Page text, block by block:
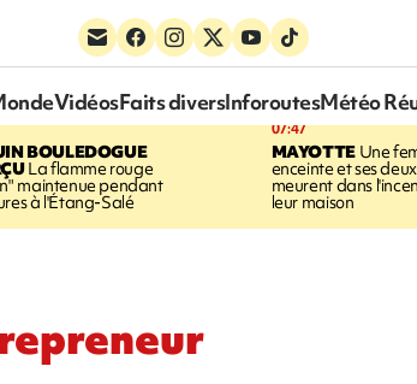
VidéosFaits diversInforoutesMétéo
BOULEDOGUE
La flamme rouge
maintenue pendant
à l'Étang-Salé
07:47
MAYOTTEUne
enceinte et ses
meurent dans
leur maison